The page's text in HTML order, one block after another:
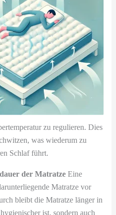
zu regulieren. Dies
was wiederum zu
Schlaf führt.
der Matratze Eine
Matratze vor
bleibt die Matratze länger in
ist, sondern auch